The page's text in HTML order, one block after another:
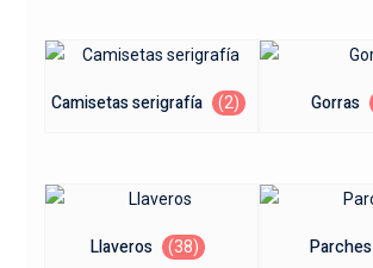
Camisetas serigrafía (2) Gorras
Llaveros (38) Parches